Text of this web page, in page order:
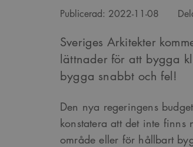
Publicerad: 2022-11-08
Sveriges Arkitekter
lättnader för att bygga
bygga snabbt och fel!
Den nya regeringens
konstatera att det inte finns
område eller för hållbart